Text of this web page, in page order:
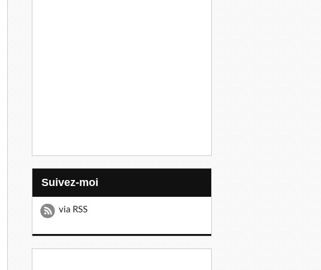
Suivez-moi
via RSS